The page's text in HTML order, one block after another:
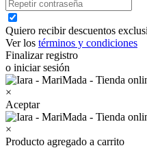
Quiero recibir descuentos
Ver los términos y condiciones
Finalizar registro
o iniciar sesión
×
Aceptar
×
Producto agregado a carrito